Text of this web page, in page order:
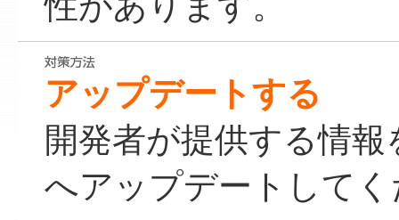
アップデートする
開発者が提供する情
へアップデートして